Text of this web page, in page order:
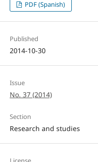
PDF (Spanish)
Published
2014-10-30
Issue
No. 37 (2014)
Section
Research and studies